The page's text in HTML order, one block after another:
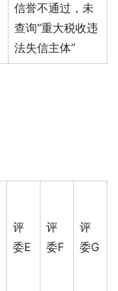
信誉不通过，未
查询“重大税收违
法失信主体”
评
委E
评
委F
评
委G